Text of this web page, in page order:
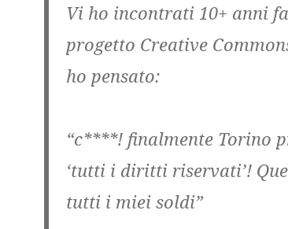
Vi ho incontrati 10+ anni
progetto Creative
ho pensato:
“c****! finalmente Torino
‘tutti i diritti riservati’!
tutti i miei soldi”